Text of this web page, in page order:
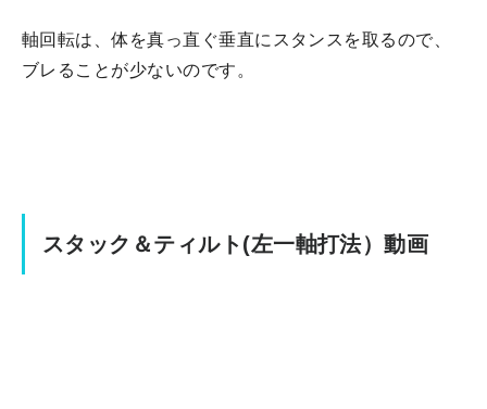
軸回転は、体を真っ直ぐ垂直にスタンスを取るので、
ブレることが少ないのです。
スタック＆ティルト(左一軸打法）動画